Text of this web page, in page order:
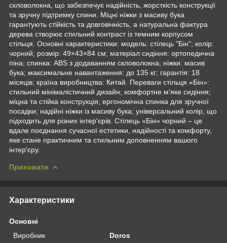
скловолокна, що забезпечує надійність, жорсткість конструкції
та зручну підтримку спини. Міцні ніжки з масиву бука
гарантують стійкість та довговічність, а натуральна фактура
дерева створює стильний контраст із темним корпусом
стільця. Основні характеристики: модель: стілець "Бін"; колір:
чорний; розмір: 49×43×84 см; матеріал сидіння: ортопедична
піна; спинка: ABS з додаванням скловолокна; ніжки: масив
бука; максимальне навантаження: до 135 кг; гарантія: 18
місяців; країна виробництва: Китай. Переваги стільця «Бін»:
стильний мінімалістичний дизайн; комфортне м'яке сидіння;
міцна та стійка конструкція; ергономічна спинка для зручної
посадки; надійні ніжки із масиву бука; універсальний колір, що
підходить для різних інтер'єрів. Стілець «Бін» чорний – це
вдале поєднання сучасної естетики, надійності та комфорту,
яке стане практичним та стильним доповненням вашого
інтер'єру.
Приховати
Характеристики
Основні
Виробник
Doros